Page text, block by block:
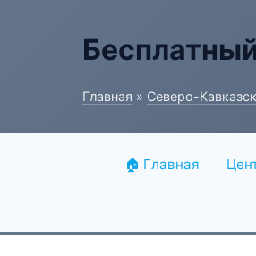
Главная » Северо-
🏠 Главная